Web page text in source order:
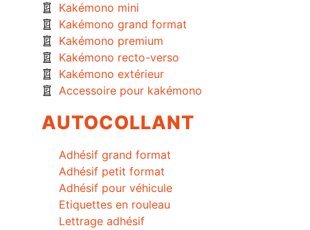
Kakémono mini
Kakémono grand format
Kakémono premium
Kakémono recto-verso
Kakémono extérieur
Accessoire pour kakémono
AUTOCOLLANT
Adhésif grand format
Adhésif petit format
Adhésif pour véhicule
Etiquettes en rouleau
Lettrage adhésif